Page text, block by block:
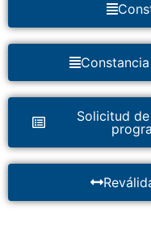
Solicitud